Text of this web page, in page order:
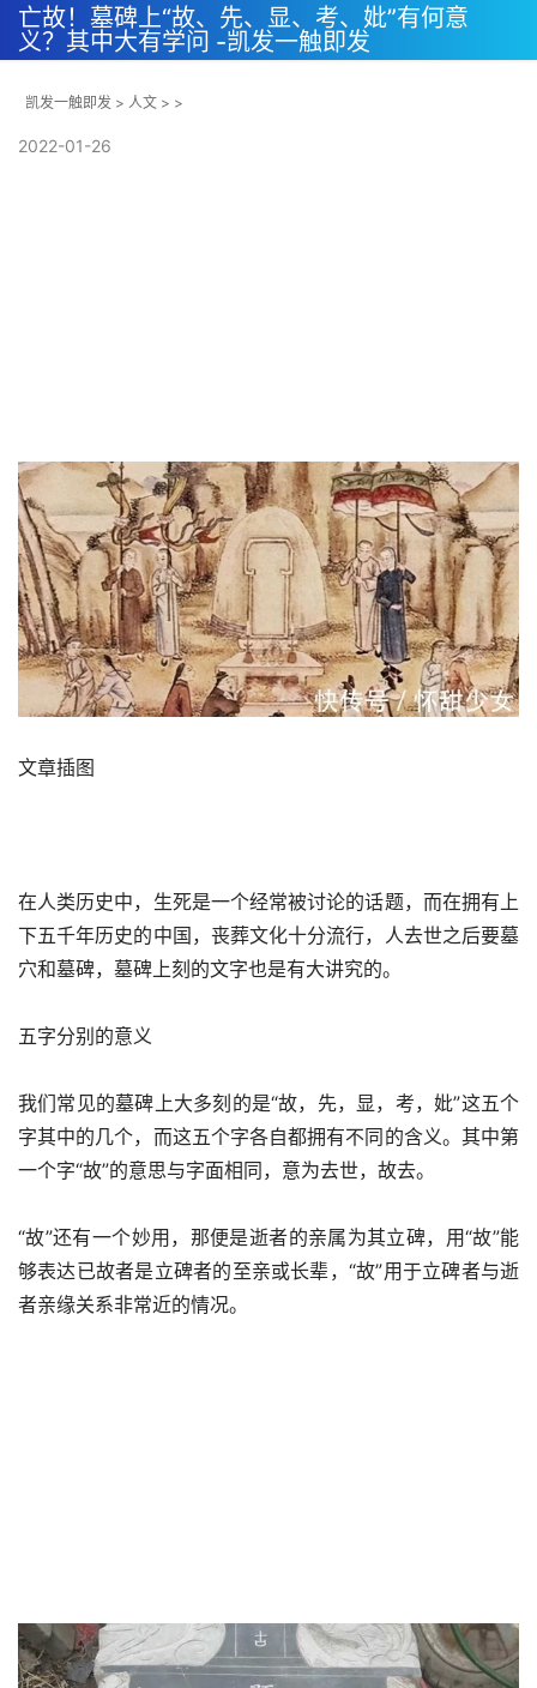
亡故！墓碑上“故、先、显、考、妣”有何意
义？其中大有学问 -凯发一触即发
凯发一触即发 > 人文 > >
2022-01-26
文章插图
在人类历史中，生死是一个经常被讨论的话题，而在拥有上
下五千年历史的中国，丧葬文化十分流行，人去世之后要墓
穴和墓碑，墓碑上刻的文字也是有大讲究的。
五字分别的意义
我们常见的墓碑上大多刻的是“故，先，显，考，妣”这五个
字其中的几个，而这五个字各自都拥有不同的含义。其中第
一个字“故”的意思与字面相同，意为去世，故去。
“故”还有一个妙用，那便是逝者的亲属为其立碑，用“故”能
够表达已故者是立碑者的至亲或长辈，“故”用于立碑者与逝
者亲缘关系非常近的情况。